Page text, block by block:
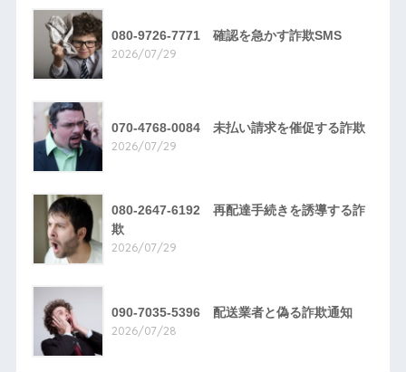
080-9726-7771 確認を急かす詐欺SMS
2026/07/29
070-4768-0084 未払い請求を催促する詐欺
2026/07/29
080-2647-6192 再配達手続きを誘導する詐
欺
2026/07/29
090-7035-5396 配送業者と偽る詐欺通知
2026/07/28